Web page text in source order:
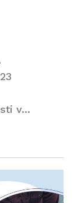
v...